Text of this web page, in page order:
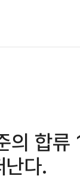
의 합
다.